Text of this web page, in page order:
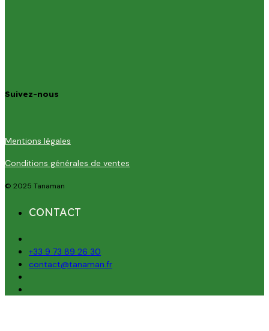
Suivez-nous
Mentions légales
Conditions générales de ventes
© 2025 Tanaman
CONTACT
+33 9 73 89 26 30
contact@tanaman.fr